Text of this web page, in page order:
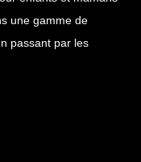
une gamme de
passant par les